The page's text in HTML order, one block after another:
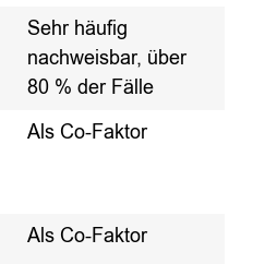
Sehr häufig
nachweisbar, über
80 % der Fälle
Als Co-Faktor
Als Co-Faktor